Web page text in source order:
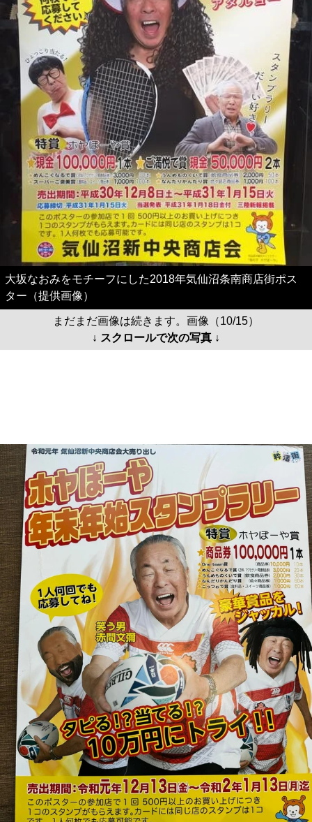
大坂なおみをモチーフにした2018年気仙沼条南商店街ポス
ター（提供画像）
まだまだ画像は続きます。画像（10/15）
↓ スクロールで次の写真 ↓